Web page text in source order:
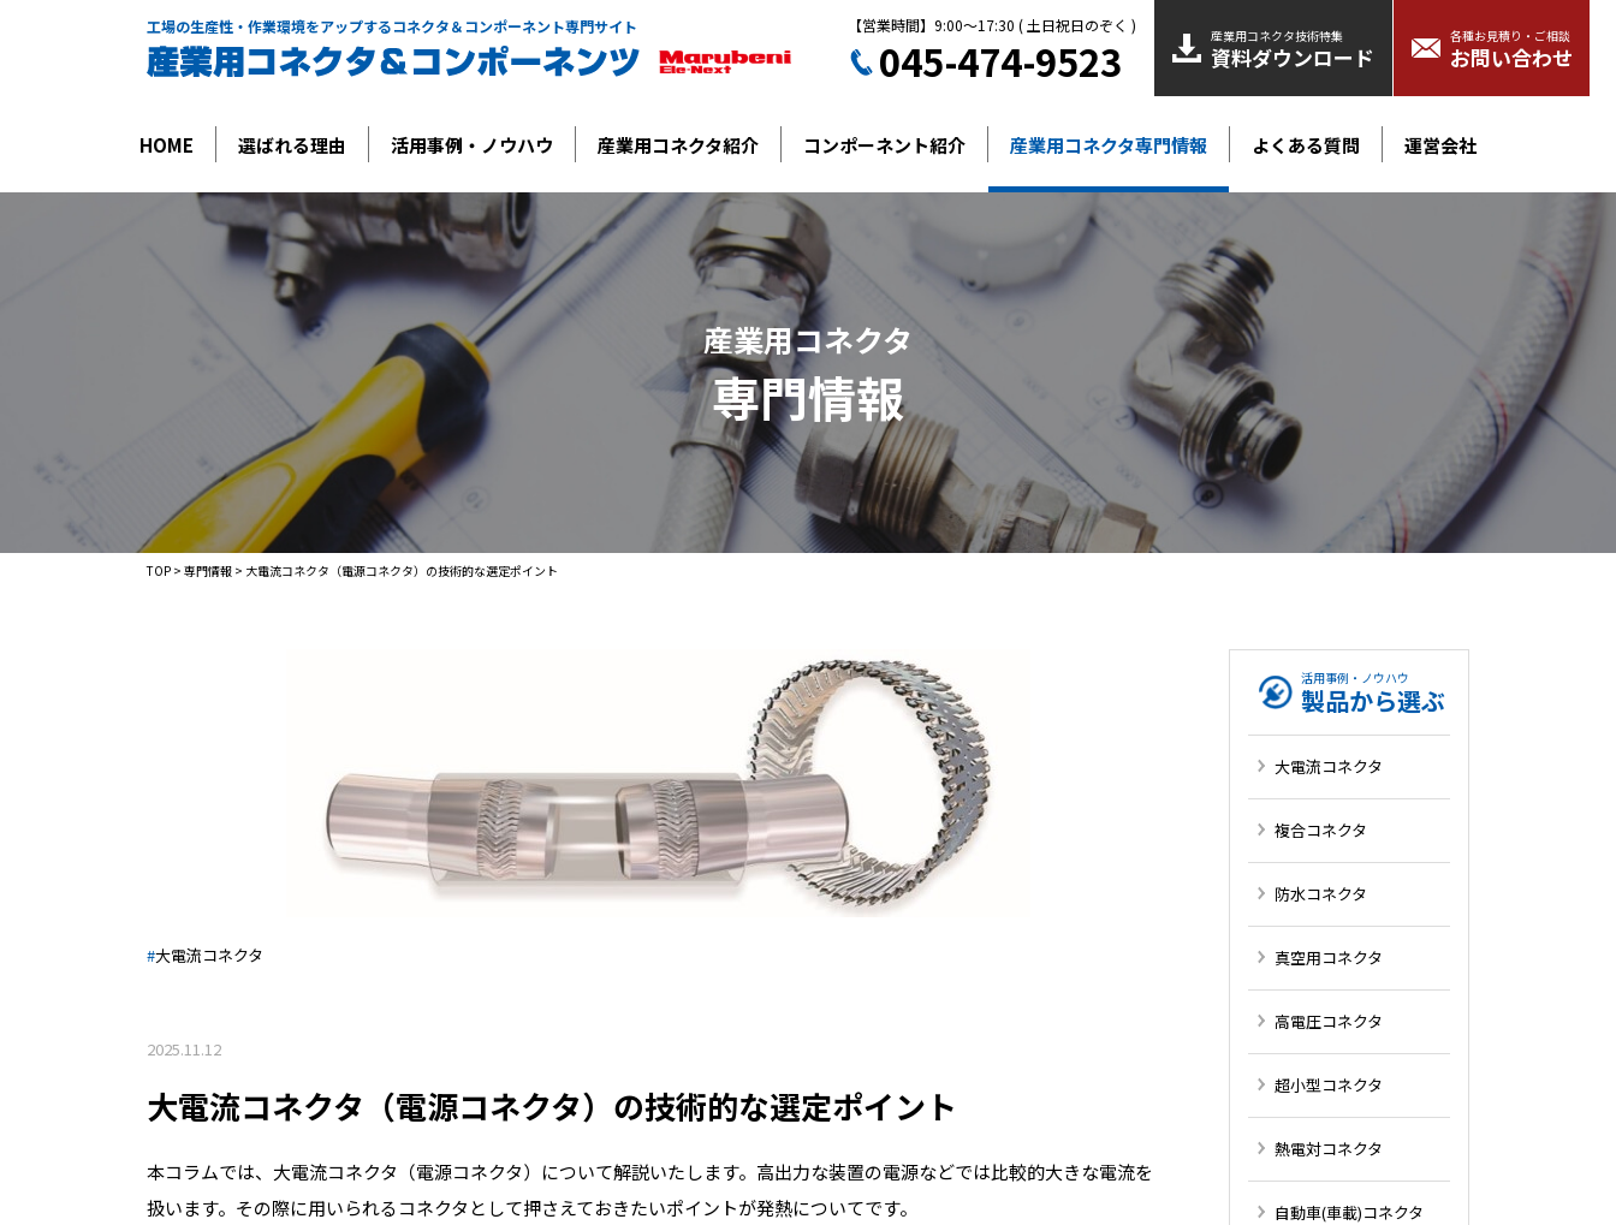
工場の生産性・作業環境をアップするコネクタ＆コンポーネント専門サイト 【営業時間】9:00～17:30 ( 土日祝日のぞく )
045-474-9523 産業用コネクタ技術特集
資料ダウンロード
各種お見積り・ご相談
お問い合わせ
HOME 選ばれる理由 活用事例・ノウハウ
製品から選ぶ
大電流コネクタ 複合コネクタ 防水コネクタ 真空用コネクタ
高電圧コネクタ
超小型コネクタ
熱電対コネクタ 自動車(車載)コネクタ
高速伝送（通信）コネクタ
スリップリング
水中コネクタ マルチカップリング
業界から選ぶ 自動車 鉄鋼 電気設備 食品 化学
航空宇宙
省スペースで大電流を流したい
作業効率を上げてタクトタイムを短縮したい
挿し間違いを防ぎたい
液ダレ・エア混入を防ぎたい
一覧を見る
産業用コネクタ紹介 コンポーネント紹介
製品の種類を選ぶ ケーブル ケーブルエントリシステム ツールチェンジャー
産業用スイッチ
耐放射線カメラ Wi-Fi HaLow
産業用コネクタ専門情報 よくある質問 運営会社
産業用コネクタ
専門情報
TOP > 専門情報 > 大電流コネクタ（電源コネクタ）の技術的な選定ポイント
#大電流コネクタ
2025.11.12
大電流コネクタ（電源コネクタ）の技術的な選定ポイント
本コラムでは、大電流コネクタ（電源コネクタ）について解説いたします。高出力な装置の電源などでは比較的大きな電流を
扱います。その際に用いられるコネクタとして押さえておきたいポイントが発熱についてです。
活用事例・ノウハウ
製品から選ぶ
大電流コネクタ
複合コネクタ
防水コネクタ
真空用コネクタ
高電圧コネクタ
超小型コネクタ
熱電対コネクタ
自動車(車載)コネクタ